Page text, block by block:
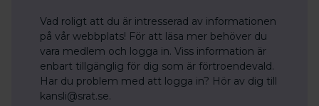
Vad roligt att du är intresserad av informationen
på vår webbplats! För att läsa mer behöver du
vara medlem och logga in. Viss information är
enbart tillgänglig för dig som är förtroendevald.
Har du problem med att logga in? Hör av dig till
kansli@srat.se.